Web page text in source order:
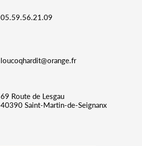
05.59.56.21.09
loucoqhardit@orange.fr
69 Route de Lesgau
40390 Saint-Martin-de-Seignanx